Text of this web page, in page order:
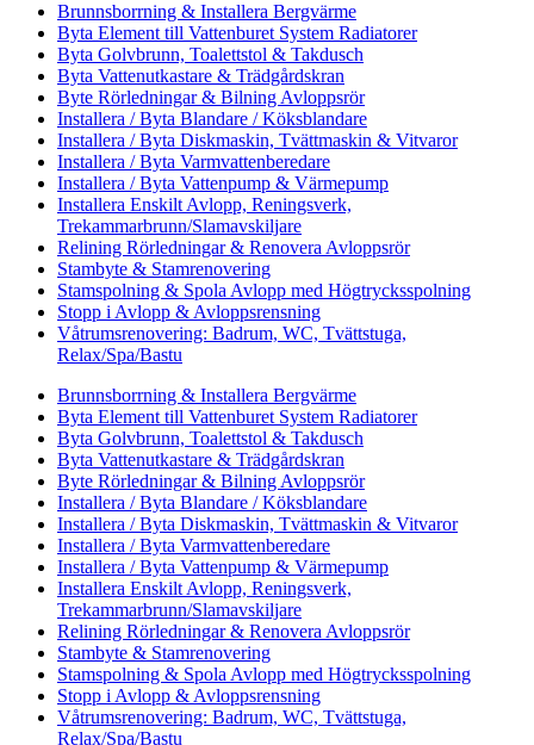
Brunnsborrning & Installera Bergvärme
Byta Element till Vattenburet System Radiatorer
Byta Golvbrunn, Toalettstol & Takdusch
Byta Vattenutkastare & Trädgårdskran
Byte Rörledningar & Bilning Avloppsrör
Installera / Byta Blandare / Köksblandare
Installera / Byta Diskmaskin, Tvättmaskin & Vitvaror
Installera / Byta Varmvattenberedare
Installera / Byta Vattenpump & Värmepump
Installera Enskilt Avlopp, Reningsverk,
Trekammarbrunn/Slamavskiljare
Relining Rörledningar & Renovera Avloppsrör
Stambyte & Stamrenovering
Stamspolning & Spola Avlopp med Högtrycksspolning
Stopp i Avlopp & Avloppsrensning
Våtrumsrenovering: Badrum, WC, Tvättstuga,
Relax/Spa/Bastu
Brunnsborrning & Installera Bergvärme
Byta Element till Vattenburet System Radiatorer
Byta Golvbrunn, Toalettstol & Takdusch
Byta Vattenutkastare & Trädgårdskran
Byte Rörledningar & Bilning Avloppsrör
Installera / Byta Blandare / Köksblandare
Installera / Byta Diskmaskin, Tvättmaskin & Vitvaror
Installera / Byta Varmvattenberedare
Installera / Byta Vattenpump & Värmepump
Installera Enskilt Avlopp, Reningsverk,
Trekammarbrunn/Slamavskiljare
Relining Rörledningar & Renovera Avloppsrör
Stambyte & Stamrenovering
Stamspolning & Spola Avlopp med Högtrycksspolning
Stopp i Avlopp & Avloppsrensning
Våtrumsrenovering: Badrum, WC, Tvättstuga,
Relax/Spa/Bastu